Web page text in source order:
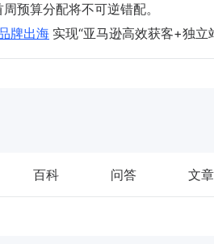
预算分配将不可逆错配。
牌出海 实现“亚马逊高效获客+独立
百科 问答 文章